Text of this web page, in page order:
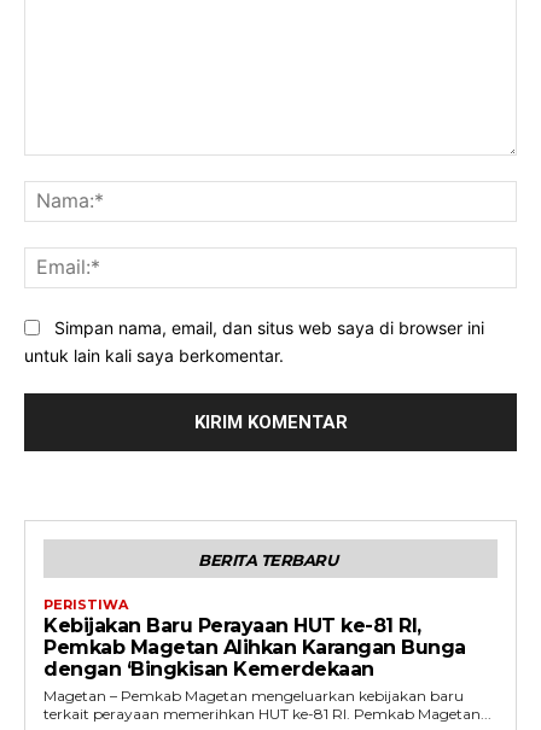
Simpan nama, email, dan situs web saya di browser ini
untuk lain kali saya berkomentar.
BERITA TERBARU
PERISTIWA
Kebijakan Baru Perayaan HUT ke-81 RI,
Pemkab Magetan Alihkan Karangan Bunga
dengan ‘Bingkisan Kemerdekaan
Magetan – Pemkab Magetan mengeluarkan kebijakan baru
terkait perayaan memerihkan HUT ke-81 RI. Pemkab Magetan...